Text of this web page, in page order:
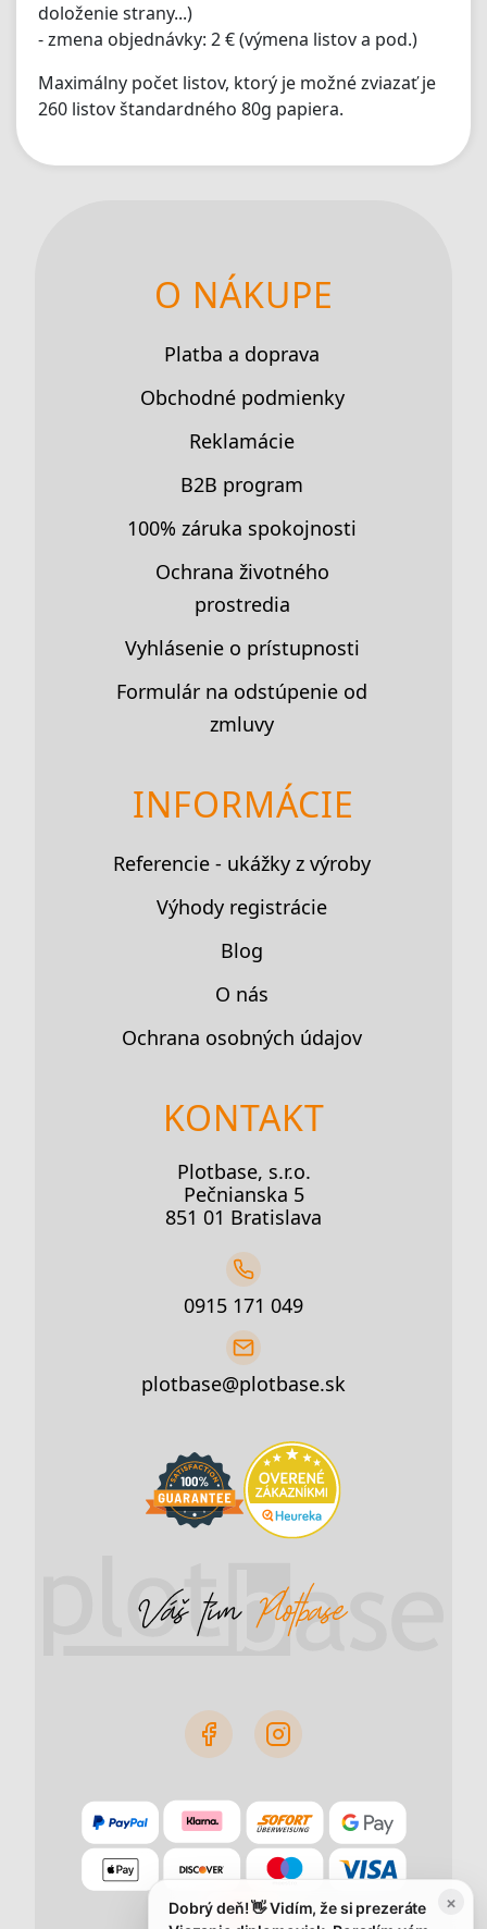
doloženie strany...)
- zmena objednávky: 2 € (výmena listov a pod.)
Maximálny počet listov, ktorý je možné zviazať je
260 listov štandardného 80g papiera.
O NÁKUPE
Platba a doprava
Obchodné podmienky
Reklamácie
B2B program
100% záruka spokojnosti
Ochrana životného
prostredia
Vyhlásenie o prístupnosti
Formulár na odstúpenie od
zmluvy
INFORMÁCIE
Referencie - ukážky z výroby
Výhody registrácie
Blog
O nás
Ochrana osobných údajov
KONTAKT
Plotbase, s.r.o.
Pečnianska 5
851 01 Bratislava
0915 171 049
plotbase@plotbase.sk
×
Dobrý deň! 👋 Vidím, že si prezeráte